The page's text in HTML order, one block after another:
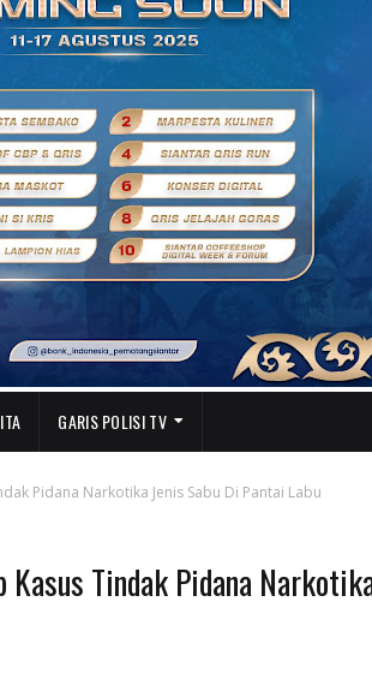
GARIS POLISI TV
Pidana Narkotika Jenis Sabu Di Pantai Labu
Kasus Tindak Pidana